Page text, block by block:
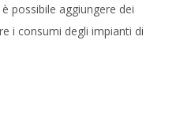
possibile aggiungere dei
i consumi degli impianti di